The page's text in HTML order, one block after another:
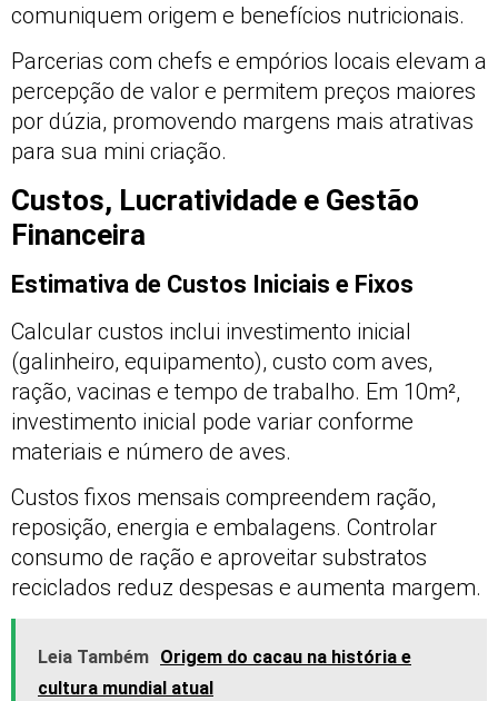
comuniquem origem e benefícios nutricionais.
Parcerias com chefs e empórios locais elevam a
percepção de valor e permitem preços maiores
por dúzia, promovendo margens mais atrativas
para sua mini criação.
Custos, Lucratividade e Gestão
Financeira
Estimativa de Custos Iniciais e Fixos
Calcular custos inclui investimento inicial
(galinheiro, equipamento), custo com aves,
ração, vacinas e tempo de trabalho. Em 10m²,
investimento inicial pode variar conforme
materiais e número de aves.
Custos fixos mensais compreendem ração,
reposição, energia e embalagens. Controlar
consumo de ração e aproveitar substratos
reciclados reduz despesas e aumenta margem.
Leia Também Origem do cacau na história e
cultura mundial atual